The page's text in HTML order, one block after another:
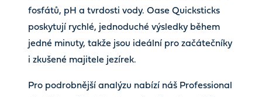
fosfátů, pH a tvrdosti vody. Oase Quicksticks
poskytují rychlé, jednoduché výsledky během
jedné minuty, takže jsou ideální pro začátečníky
i zkušené majitele jezírek.
Pro podrobnější analýzu nabízí náš Professional